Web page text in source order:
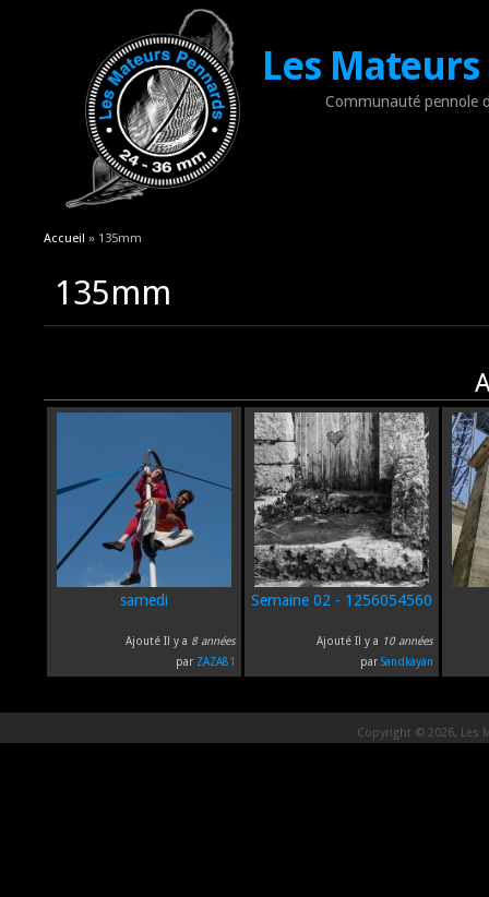
Les
Communauté pennole
Vous êtes ici
Accueil » 135mm
135mm
samedi
Ajouté Il y a 8 années
par ZAZA81
Semaine 02 - 1256054560
Ajouté Il y a 10 années
par Sandkayan
Copyright © 2026, Les